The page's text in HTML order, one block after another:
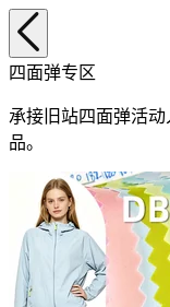
四面弹专区
承接旧站四面弹活
品。